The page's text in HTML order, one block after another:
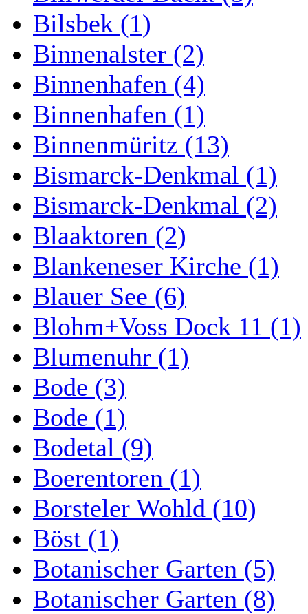
Bilsbek (1)
Binnenalster (2)
Binnenhafen (4)
Binnenhafen (1)
Binnenmüritz (13)
Bismarck-Denkmal (1)
Bismarck-Denkmal (2)
Blaaktoren (2)
Blankeneser Kirche (1)
Blauer See (6)
Blohm+Voss Dock 11 (1)
Blumenuhr (1)
Bode (3)
Bode (1)
Bodetal (9)
Boerentoren (1)
Borsteler Wohld (10)
Böst (1)
Botanischer Garten (5)
Botanischer Garten (8)